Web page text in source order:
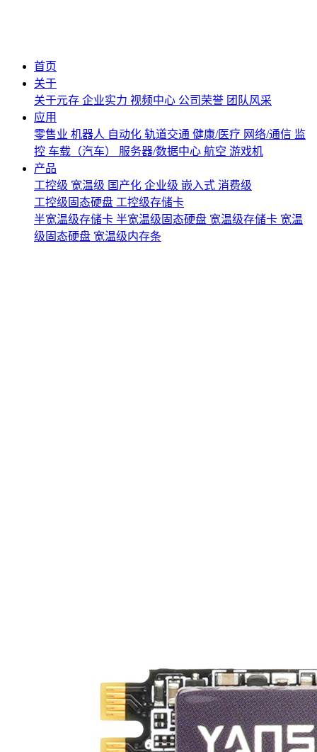
首页
关于
关于元存 企业实力 视频中心 公司荣誉 团队风采
应用
零售业 机器人 自动化 轨道交通 健康/医疗 网络/通信 监
控 车载（汽车） 服务器/数据中心 航空 游戏机
产品
工控级 宽温级 国产化 企业级 嵌入式 消费级
工控级固态硬盘 工控级存储卡
半宽温级存储卡 半宽温级固态硬盘 宽温级存储卡 宽温
级固态硬盘 宽温级内存条